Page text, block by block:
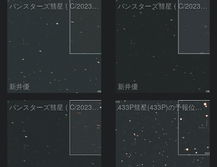
パンスターズ彗星 ( C/2023R1 )：2026/07/09
新井優
パンスターズ彗星 ( C/2023R1 ) ：2026/07/08
新井優
パンスターズ彗星 ( C/2023R1 ) ：2026/05/20 433P彗星(433P)の予報位置：2026/05/30